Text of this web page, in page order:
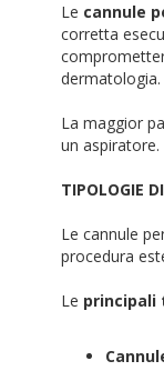
Le cannule
corretta
dermatologia.
La maggior
un aspiratore.
TIPOLOGIE
Le cannule
procedura
Le principali